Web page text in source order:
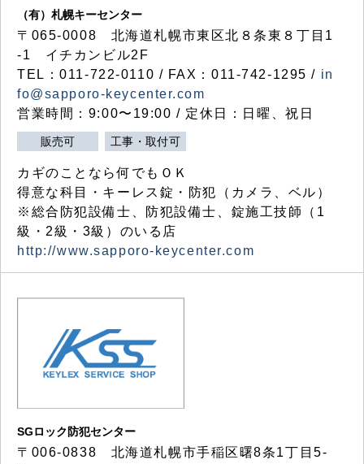
（有）札幌キーセンター
〒065-0008 北海道札幌市東区北８条東８丁目1
-1 イチカンビル2F
TEL：011-722-0110 / FAX：011-742-1295 / in
fo@sapporo-keycenter.com
営業時間：9:00〜19:00 / 定休日：日曜、祝日
販売可 工事・取付可
カギのことなら何でもＯＫ
得意な科目・キーレス錠・防犯（カメラ、ベル）
※総合防犯設備士、防犯設備士、錠施工技師（1
級・2級・3級）のいる店
http://www.sapporo-keycenter.com
SGロック防犯センター
〒006-0838 北海道札幌市手稲区曙8条1丁目5-